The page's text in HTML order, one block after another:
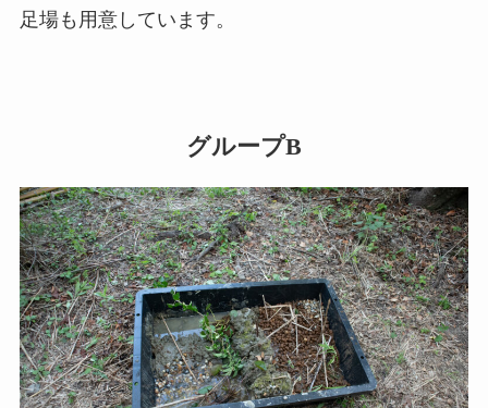
足場も用意しています。
グループB